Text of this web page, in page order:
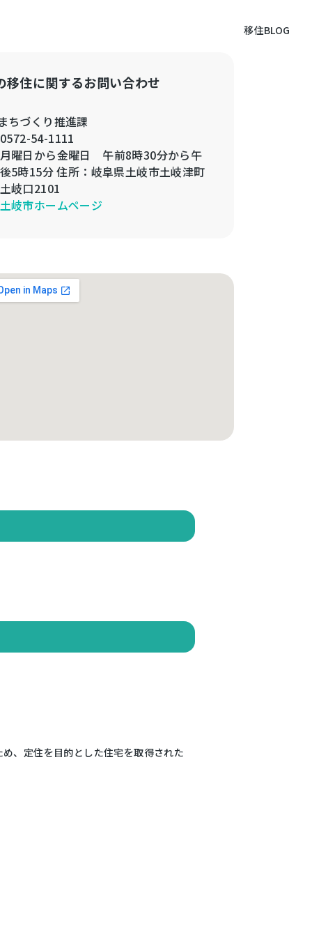
移住BLOG
移住に関するお問い合わせ
ちづくり推進課
0572-54-1111
月曜日から金曜日 午前8時30分から午
後5時15分 住所：岐阜県土岐市土岐津町
土岐口2101
土岐市ホームページ
、定住を目的とした住宅を取得された